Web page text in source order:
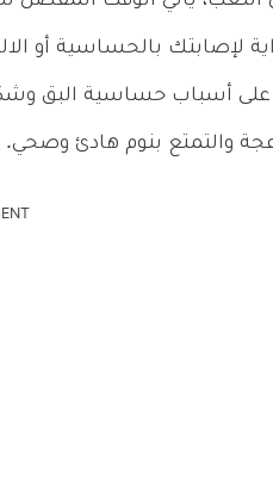
لإصابتك بالحساسية أو
على أسباب حساسية البق
والتمتع بنوم هادئ وصحي.